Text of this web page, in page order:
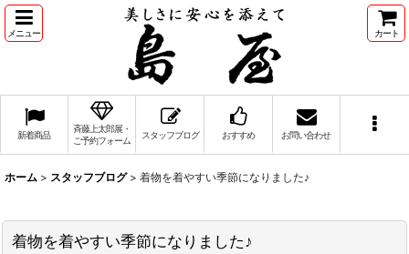
メニュー カート
新着商品
斉藤上太郎展・
ご予約フォーム
スタッフブログ おすすめ お問い合わせ
ホーム > スタッフブログ > 着物を着やすい季節になりました♪
着物を着やすい季節になりました♪